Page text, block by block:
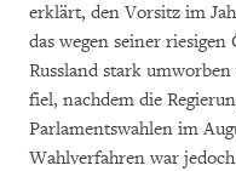
erklärt, den Vorsitz im
das wegen seiner
Russland stark
fiel, nachdem die
Parlamentswahlen im
Wahlverfahren war